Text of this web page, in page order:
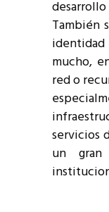
También
mucho,
red o
servicios
un